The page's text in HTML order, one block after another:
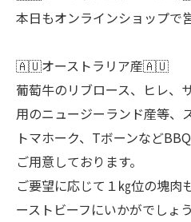
本日もオンラインショップで
🇦🇺オーストラリア産🇦🇺
葡萄牛のリブロース、ヒレ、
用のニュージーランド産等、
トマホーク、Tボーンなど
ご用意しております。
ご要望に応じて１㎏位の塊肉
ーストビーフにいかがでしょう